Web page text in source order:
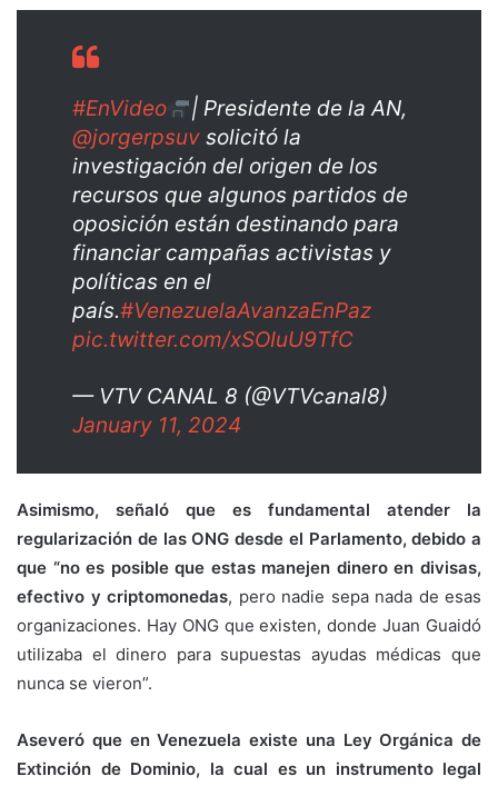
#EnVideo
| Presidente de la AN,
@jorgerpsuv solicitó la
investigación del origen de los
recursos que algunos partidos de
oposición están destinando para
financiar campañas activistas y
políticas en el
país.#VenezuelaAvanzaEnPaz
pic.twitter.com/xSOIuU9TfC
— VTV CANAL 8 (@VTVcanal8)
January 11, 2024
Asimismo, señaló que es fundamental atender la
regularización de las ONG desde el Parlamento, debido a
que “no es posible que estas manejen dinero en divisas,
efectivo y criptomonedas, pero nadie sepa nada de esas
organizaciones. Hay ONG que existen, donde Juan Guaidó
utilizaba el dinero para supuestas ayudas médicas que
nunca se vieron”.
Aseveró que en Venezuela existe una Ley Orgánica de
Extinción de Dominio, la cual es un instrumento legal